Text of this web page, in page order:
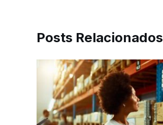
Posts Relacionados